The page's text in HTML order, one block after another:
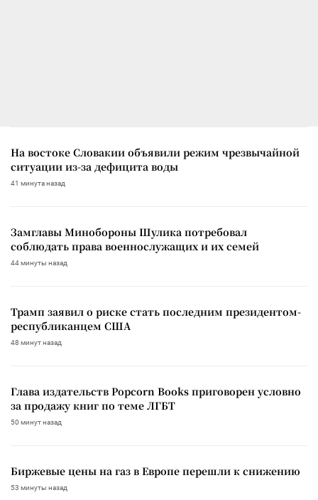
На востоке Словакии объявили режим чрезвычайной
ситуации из-за дефицита воды
41 минута назад
Замглавы Минобороны Шулика потребовал
соблюдать права военнослужащих и их семей
44 минуты назад
Трамп заявил о риске стать последним президентом-
республиканцем США
48 минут назад
Глава издательств Popcorn Books приговорен условно
за продажу книг по теме ЛГБТ
50 минут назад
Биржевые цены на газ в Европе перешли к снижению
53 минуты назад